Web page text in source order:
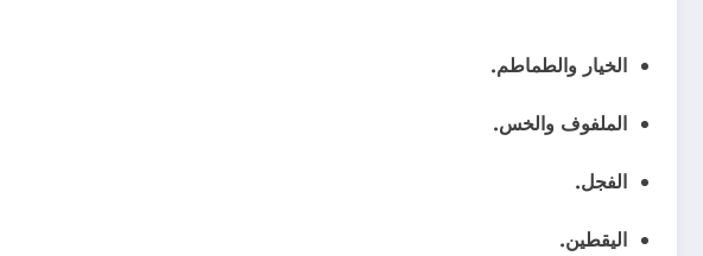
الخيار والطماطم.
الملفوف والخس.
الفجل.
اليقطين.